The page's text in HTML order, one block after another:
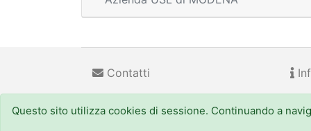
Contatti
Regione Emilia-Romagna(CF 800.625.903.79) -
Questo sito utilizza cookies di sessione. Continuando a